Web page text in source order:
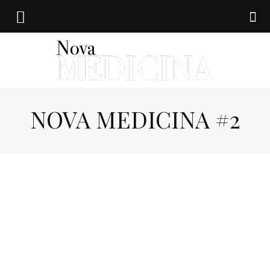
Nova
NOVA MEDICINA #2